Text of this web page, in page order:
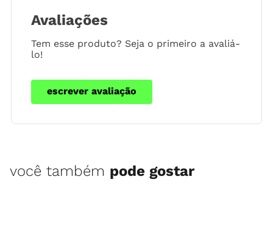
Avaliações
Tem esse produto? Seja o primeiro a avaliá-
lo!
escrever avaliação
você também pode gostar